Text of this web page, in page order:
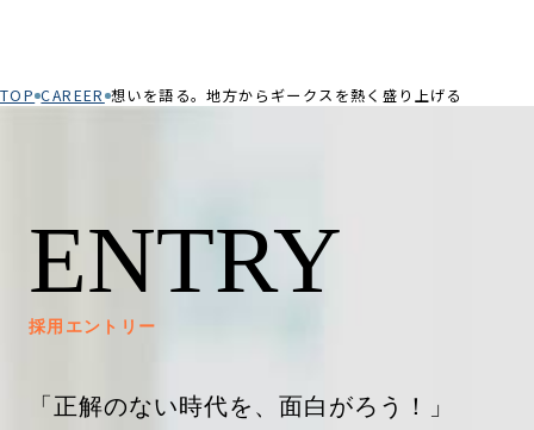
TOP CAREER 想いを語る。地方からギークスを熱く盛り上げる
採用エントリー
ENTRY
「正解のない時代を、面白がろう！」